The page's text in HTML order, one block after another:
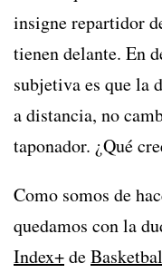
insigne repartidor
tienen delante. En
subjetiva es que la
a distancia, no
taponador. ¿Qué
Como somos de
quedamos con la
Index+de